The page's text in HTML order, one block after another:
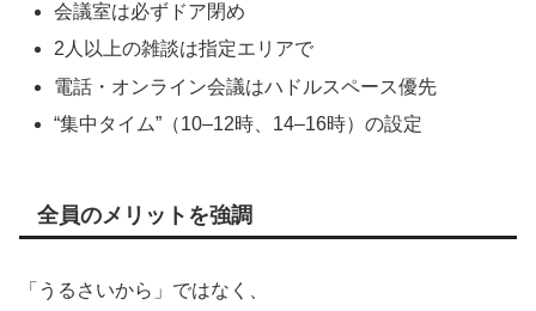
会議室は必ずドア閉め
2人以上の雑談は指定エリアで
電話・オンライン会議はハドルスペース優先
“集中タイム”（10–12時、14–16時）の設定
全員のメリットを強調
「うるさいから」ではなく、